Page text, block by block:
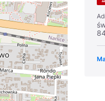
Polskie Marki
Suomi